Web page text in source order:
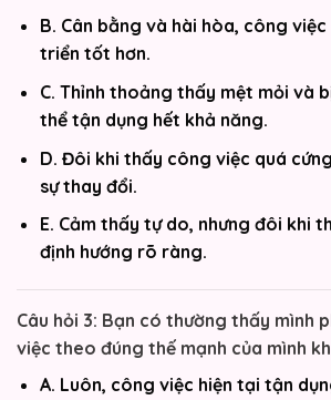
B. Cân bằng và hài hòa, công
triển tốt hơn.
C. Thỉnh thoảng thấy mệt mỏi và
thể tận dụng hết khả năng.
D. Đôi khi thấy công việc quá
sự thay đổi.
E. Cảm thấy tự do, nhưng đôi khi
định hướng rõ ràng.
Câu hỏi 3: Bạn có thường thấy mình
việc theo đúng thế mạnh của mình
A. Luôn, công việc hiện tại tận